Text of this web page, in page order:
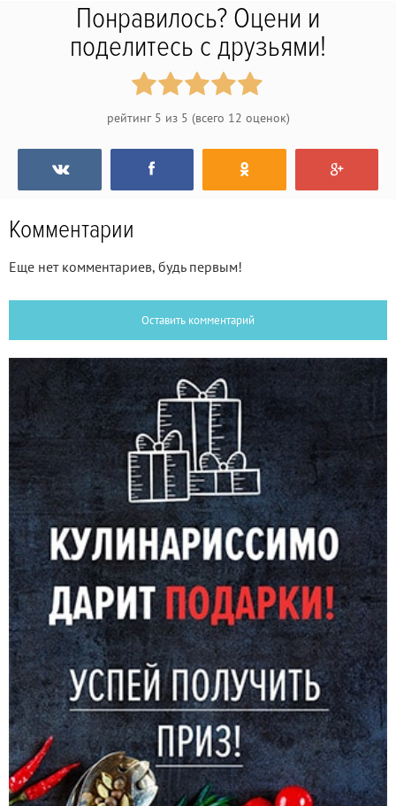
Понравилось? Оцени и
поделитесь с друзьями!
рейтинг 5 из 5 (всего 12 оценок)
Комментарии
Еще нет комментариев, будь первым!
Оставить комментарий